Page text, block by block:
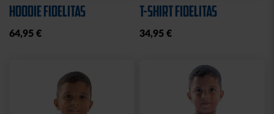
HOODIE FIDELITAS
64,95 €
T-SHIRT FIDELITAS
34,95 €